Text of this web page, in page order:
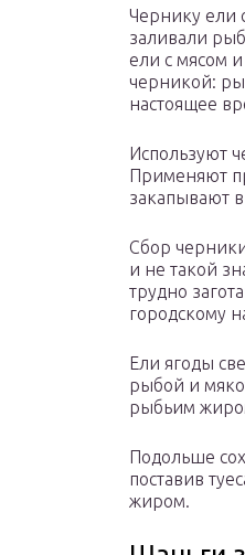
Чернику ели
заливали
ели с мясом
черникой:
настоящее
Используют
Применяют
закапывают в
Сбор
и не такой
трудно
городскому
Ели ягоды
рыбой и
рыбьим
Подольше
поставив
жиром.